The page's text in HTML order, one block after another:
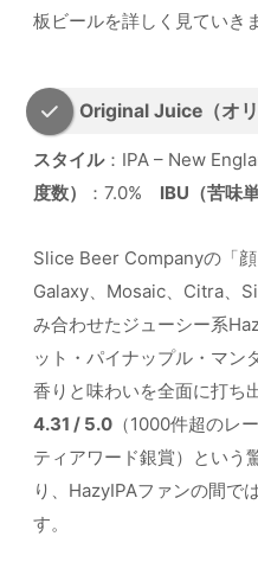
板ビールを詳しく見ていき
Original Juice（オリ
スタイル：IPA – New
度数）
：7.0% IBU（苦味単
Slice Beer Companyの「顔
Galaxy、Mosaic、Citra、
み合わせたジューシー系
ット・パイナップル・マン
香りと味わいを全面に打ち
4.31 / 5.0 （1000件超のレ
ティアワード銀賞）という
り、HazyIPAファンの間で
す。